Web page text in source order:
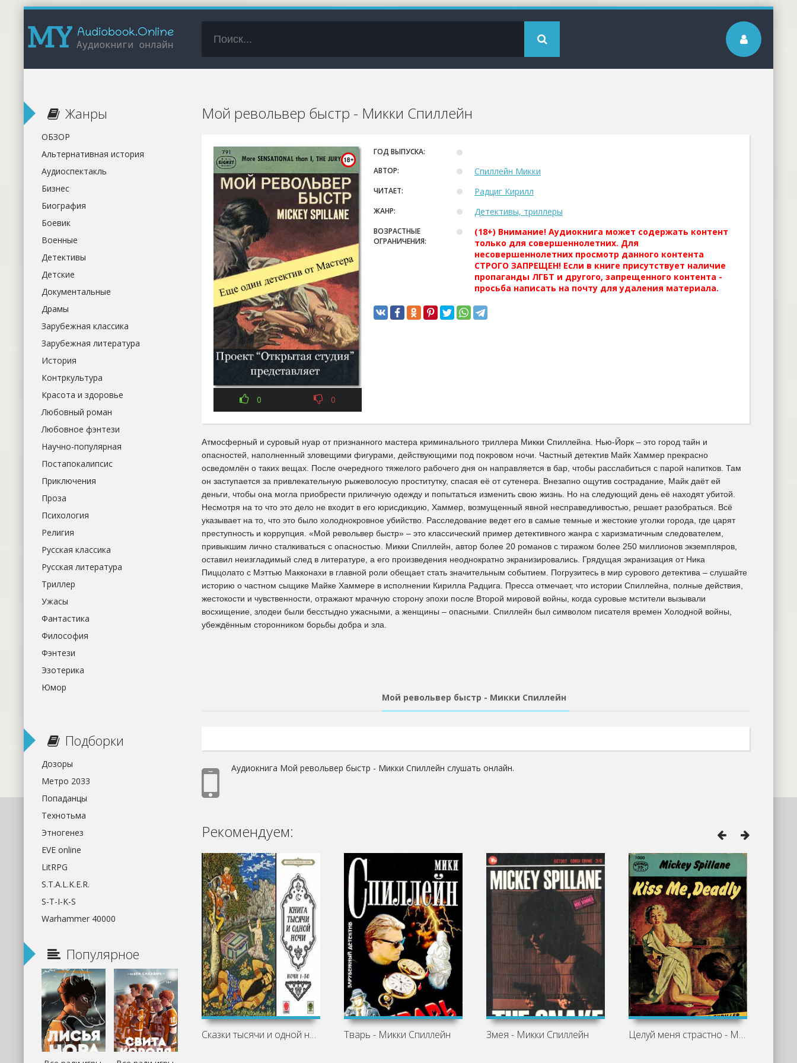
Мой револьвер быстр - Микки Спиллейн
0 0
ГОД ВЫПУСКА:
АВТОР:
Спиллейн Микки
ЧИТАЕТ: Радциг Кирилл
ЖАНР: Детективы, триллеры
ВОЗРАСТНЫЕ
ОГРАНИЧЕНИЯ:
(18+) Внимание! Аудиокнига может содержать контент
только для совершеннолетних. Для
несовершеннолетних просмотр данного контента
СТРОГО ЗАПРЕЩЕН! Если в книге присутствует наличие
пропаганды ЛГБТ и другого, запрещенного контента -
просьба написать на почту для удаления материала.
Атмосферный и суровый нуар от признанного мастера криминального триллера Микки Спиллейна. Нью-Йорк – это город тайн и
опасностей, наполненный зловещими фигурами, действующими под покровом ночи. Частный детектив Майк Хаммер прекрасно
осведомлён о таких вещах. После очередного тяжелого рабочего дня он направляется в бар, чтобы расслабиться с парой напитков. Там
он заступается за привлекательную рыжеволосую проститутку, спасая её от сутенера. Внезапно ощутив сострадание, Майк даёт ей
деньги, чтобы она могла приобрести приличную одежду и попытаться изменить свою жизнь. Но на следующий день её находят убитой.
Несмотря на то что это дело не входит в его юрисдикцию, Хаммер, возмущенный явной несправедливостью, решает разобраться. Всё
указывает на то, что это было холоднокровное убийство. Расследование ведет его в самые темные и жестокие уголки города, где царят
преступность и коррупция. «Мой револьвер быстр» – это классический пример детективного жанра с харизматичным следователем,
привыкшим лично сталкиваться с опасностью. Микки Спиллейн, автор более 20 романов с тиражом более 250 миллионов экземпляров,
оставил неизгладимый след в литературе, а его произведения неоднократно экранизировались. Грядущая экранизация от Ника
Пиццолато с Мэттью Макконахи в главной роли обещает стать значительным событием. Погрузитесь в мир сурового детектива – слушайте
историю о частном сыщике Майке Хаммере в исполнении Кирилла Радцига. Пресса отмечает, что истории Спиллейна, полные действия,
жестокости и чувственности, отражают мрачную сторону эпохи после Второй мировой войны, когда суровые мстители вызывали
восхищение, злодеи были бесстыдно ужасными, а женщины – опасными. Спиллейн был символом писателя времен Холодной войны,
убеждённым сторонником борьбы добра и зла.
Мой револьвер быстр - Микки Спиллейн
Аудиокнига Мой револьвер быстр - Микки Спиллейн слушать онлайн.
Рекомендуем:
Сказки тысячи и одной ночи. Ночи 1-50 Тварь - Микки Спиллейн Змея - Микки Спиллейн Целуй меня страстно - Микки Спиллейн
Жанры
ОБЗОР
Альтернативная история
Аудиоспектакль
Бизнес
Биография
Боевик
Военные
Детективы
Детские
Документальные
Драмы
Зарубежная классика
Зарубежная литература
История
Контркультура
Красота и здоровье
Любовный роман
Любовное фэнтези
Научно-популярная
Постапокалипсис
Приключения
Проза
Психология
Религия
Русская классика
Русская литература
Триллер
Ужасы
Фантастика
Философия
Фэнтези
Эзотерика
Юмор
Подборки
Дозоры
Метро 2033
Попаданцы
Технотьма
Этногенез
EVE online
LitRPG
S.T.A.L.K.E.R.
S-T-I-K-S
Warhammer 40000
Популярное